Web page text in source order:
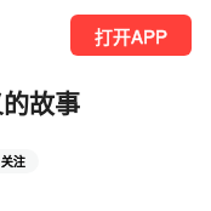
打开APP
故事
关注